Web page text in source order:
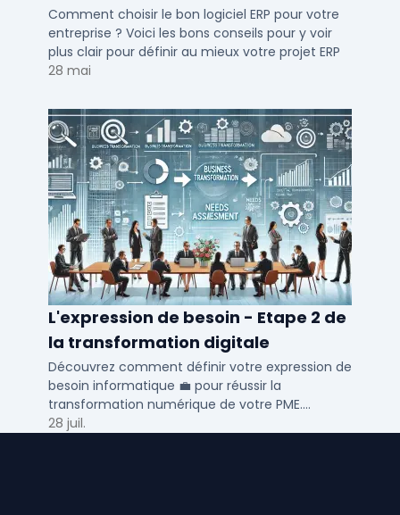
Comment choisir le bon logiciel ERP pour votre
entreprise ? Voici les bons conseils pour y voir
plus clair pour définir au mieux votre projet ERP
28 mai
L'expression de besoin - Etape 2 de
la transformation digitale
Découvrez comment définir votre expression de
besoin informatique 💼 pour réussir la
transformation numérique de votre PME.
Optimisez vos processus métiers et RH avec nos
28 juil.